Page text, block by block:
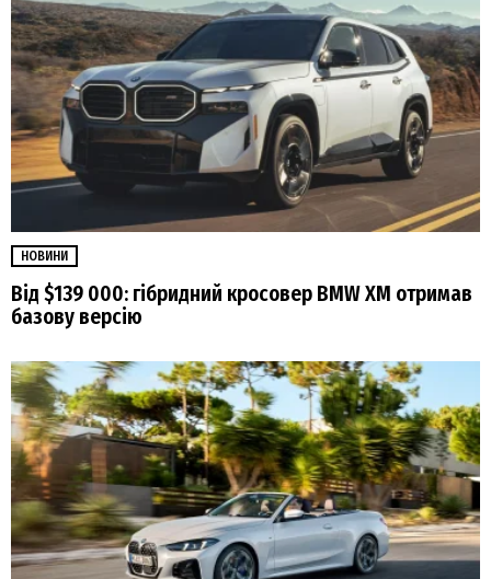
НОВИНИ
Від $139 000: гібридний кросовер BMW XM отримав
базову версію